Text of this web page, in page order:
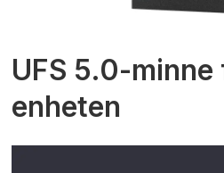
UFS 5.0-minne
enheten